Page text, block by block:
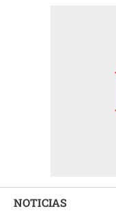
NOTICIAS